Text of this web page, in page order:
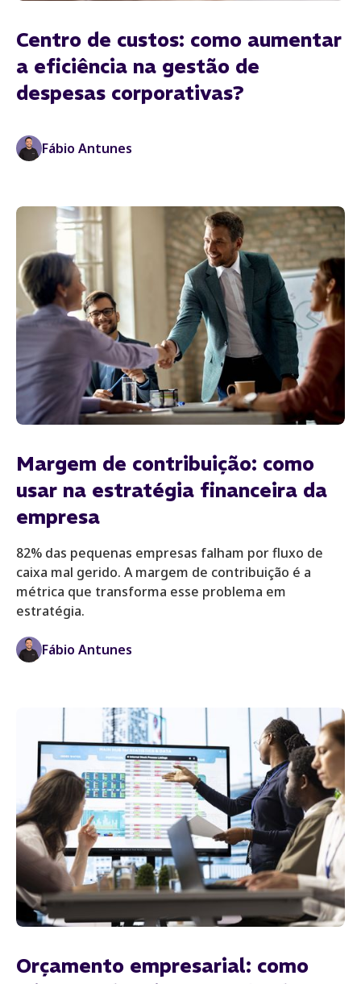
Centro de custos: como aumentar
a eficiência na gestão de
despesas corporativas?
Fábio Antunes
Margem de contribuição: como
usar na estratégia financeira da
empresa
82% das pequenas empresas falham por fluxo de
caixa mal gerido. A margem de contribuição é a
métrica que transforma esse problema em
estratégia.
Fábio Antunes
Orçamento empresarial: como